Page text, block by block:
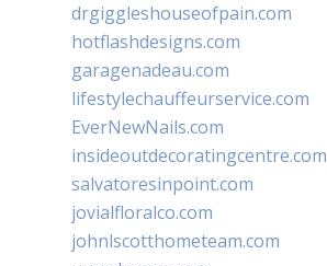
drgiggleshouseofpain.com
hotflashdesigns.com
garagenadeau.com
lifestylechauffeurservice.com
EverNewNails.com
insideoutdecoratingcentre.com
salvatoresinpoint.com
jovialfloralco.com
johnlscotthometeam.com